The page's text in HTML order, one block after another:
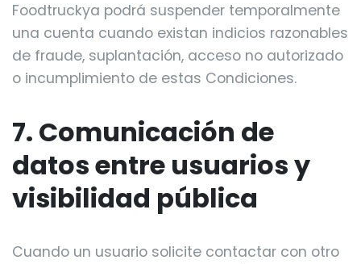
Foodtruckya podrá suspender temporalmente
una cuenta cuando existan indicios razonables
de fraude, suplantación, acceso no autorizado
o incumplimiento de estas Condiciones.
7. Comunicación de
datos entre usuarios y
visibilidad pública
Cuando un usuario solicite contactar con otro